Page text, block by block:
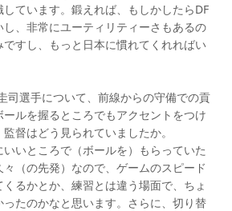
ています。鍛えれば、もしかしたらDF
し、非常にユーティリティーさもあるの
すし、もっと日本に慣れてくれればい
司選手について、前線からの守備での貢
ルを握るところでもアクセントをつけ
督はどう見られていましたか。
いいところで（ボールを）もらっていた
（の先発）なので、ゲームのスピード
るかとか、練習とは違う場面で、ちょ
ったのかなと思います。さらに、切り替